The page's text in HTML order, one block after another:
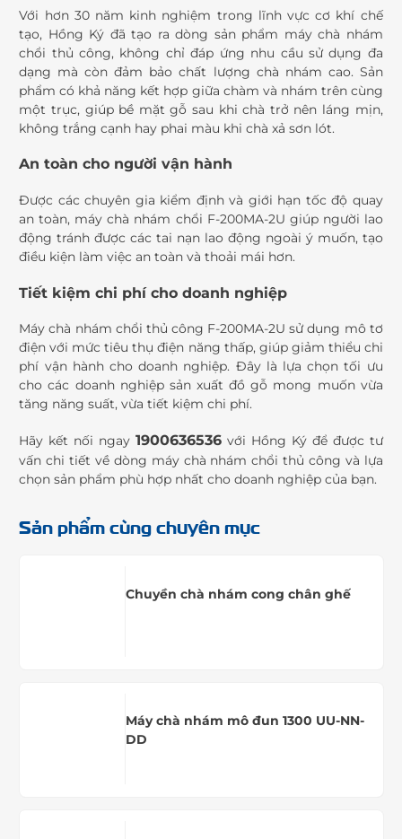
Với hơn 30 năm kinh nghiệm trong lĩnh vực cơ khí chế
tạo, Hồng Ký đã tạo ra dòng sản phẩm máy chà nhám
chổi thủ công, không chỉ đáp ứng nhu cầu sử dụng đa
dạng mà còn đảm bảo chất lượng chà nhám cao. Sản
phẩm có khả năng kết hợp giữa chàm và nhám trên cùng
một trục, giúp bề mặt gỗ sau khi chà trở nên láng mịn,
không trắng cạnh hay phai màu khi chà xả sơn lót.
An toàn cho người vận hành
Được các chuyên gia kiểm định và giới hạn tốc độ quay
an toàn, máy chà nhám chổi F-200MA-2U giúp người lao
động tránh được các tai nạn lao động ngoài ý muốn, tạo
điều kiện làm việc an toàn và thoải mái hơn.
Tiết kiệm chi phí cho doanh nghiệp
Máy chà nhám chổi thủ công F-200MA-2U sử dụng mô tơ
điện với mức tiêu thụ điện năng thấp, giúp giảm thiểu chi
phí vận hành cho doanh nghiệp. Đây là lựa chọn tối ưu
cho các doanh nghiệp sản xuất đồ gỗ mong muốn vừa
tăng năng suất, vừa tiết kiệm chi phí.
Hãy kết nối ngay 1900636536 với Hồng Ký để được tư
vấn chi tiết về dòng máy chà nhám chổi thủ công và lựa
chọn sản phẩm phù hợp nhất cho doanh nghiệp của bạn.
Sản phẩm cùng chuyên mục
Chuyền chà nhám cong chân ghế
Máy chà nhám mô đun 1300 UU-NN-
DD